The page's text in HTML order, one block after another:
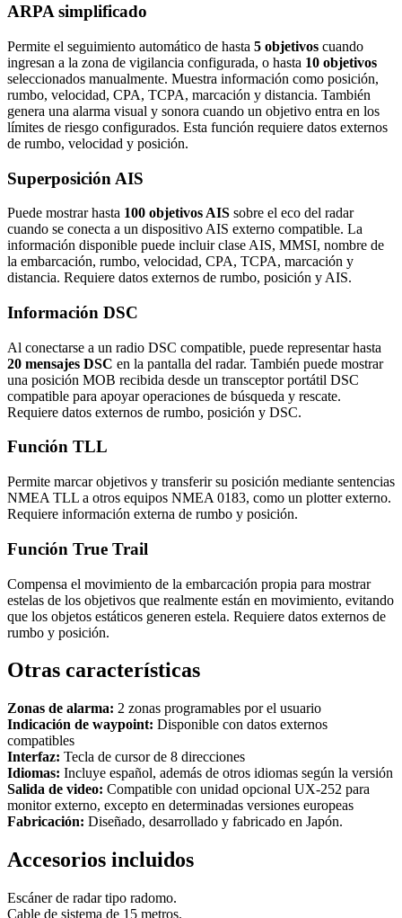
ARPA simplificado
Permite el seguimiento automático de hasta 5 objetivos cuando
ingresan a la zona de vigilancia configurada, o hasta 10 objetivos
seleccionados manualmente. Muestra información como posición,
rumbo, velocidad, CPA, TCPA, marcación y distancia. También
genera una alarma visual y sonora cuando un objetivo entra en los
límites de riesgo configurados. Esta función requiere datos externos
de rumbo, velocidad y posición.
Superposición AIS
Puede mostrar hasta 100 objetivos AIS sobre el eco del radar
cuando se conecta a un dispositivo AIS externo compatible. La
información disponible puede incluir clase AIS, MMSI, nombre de
la embarcación, rumbo, velocidad, CPA, TCPA, marcación y
distancia. Requiere datos externos de rumbo, posición y AIS.
Información DSC
Al conectarse a un radio DSC compatible, puede representar hasta
20 mensajes DSC en la pantalla del radar. También puede mostrar
una posición MOB recibida desde un transceptor portátil DSC
compatible para apoyar operaciones de búsqueda y rescate.
Requiere datos externos de rumbo, posición y DSC.
Función TLL
Permite marcar objetivos y transferir su posición mediante sentencias
NMEA TLL a otros equipos NMEA 0183, como un plotter externo.
Requiere información externa de rumbo y posición.
Función True Trail
Compensa el movimiento de la embarcación propia para mostrar
estelas de los objetivos que realmente están en movimiento, evitando
que los objetos estáticos generen estela. Requiere datos externos de
rumbo y posición.
Otras características
Zonas de alarma: 2 zonas programables por el usuario
Indicación de waypoint: Disponible con datos externos
compatibles
Interfaz: Tecla de cursor de 8 direcciones
Idiomas: Incluye español, además de otros idiomas según la versión
Salida de video: Compatible con unidad opcional UX-252 para
monitor externo, excepto en determinadas versiones europeas
Fabricación: Diseñado, desarrollado y fabricado en Japón.
Accesorios incluidos
Escáner de radar tipo radomo.
Cable de sistema de 15 metros.